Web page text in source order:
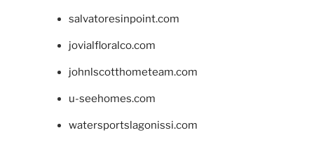
salvatoresinpoint.com
jovialfloralco.com
johnlscotthometeam.com
u-seehomes.com
watersportslagonissi.com